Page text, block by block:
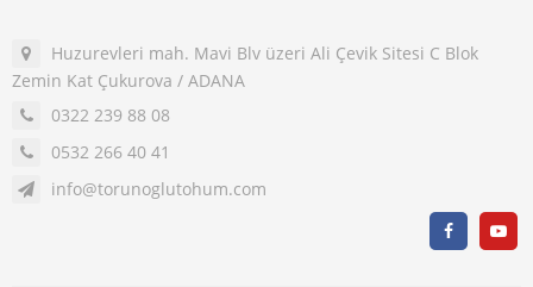
Huzurevleri mah. Mavi Blv üzeri Ali Çevik Sitesi C Blok
Zemin Kat Çukurova / ADANA
0322 239 88 08
0532 266 40 41
info@torunoglutohum.com